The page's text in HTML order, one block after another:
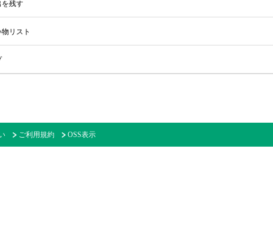
を残す
リスト
ご利用規約 OSS表示